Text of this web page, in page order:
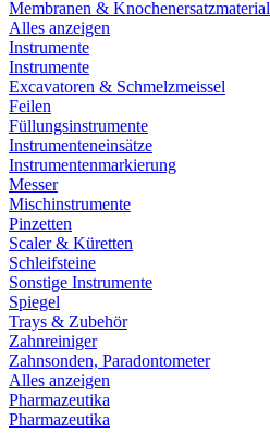
Membranen & Knochenersatzmaterial
Alles anzeigen
Instrumente
Instrumente
Excavatoren & Schmelzmeissel
Feilen
Füllungsinstrumente
Instrumenteneinsätze
Instrumentenmarkierung
Messer
Mischinstrumente
Pinzetten
Scaler & Küretten
Schleifsteine
Sonstige Instrumente
Spiegel
Trays & Zubehör
Zahnreiniger
Zahnsonden, Paradontometer
Alles anzeigen
Pharmazeutika
Pharmazeutika